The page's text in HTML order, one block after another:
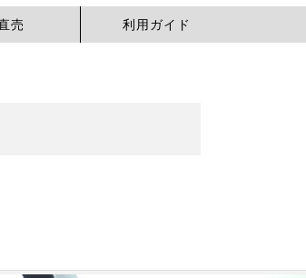
売 利用ガイド